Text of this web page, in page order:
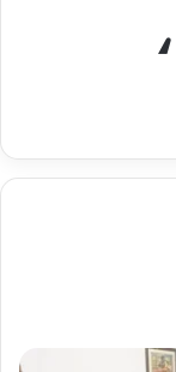
فروری 14،